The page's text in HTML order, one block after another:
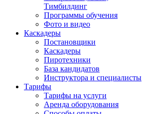
Тимбилдинг
Программы обучения
Фото и видео
Каскадеры
Постановщики
Каскадеры
Пиротехники
База кандидатов
Инструктора и специалисты
Тарифы
Тарифы на услуги
Аренда оборудования